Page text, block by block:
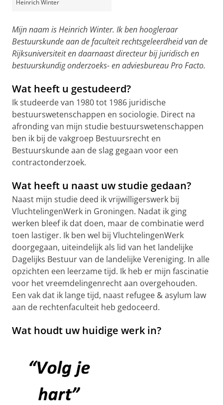
Heinrich Winter
Mijn naam is Heinrich Winter. Ik ben hoogleraar
Bestuurskunde aan de faculteit rechtsgeleerdheid van de
Rijksuniversiteit en daarnaast directeur bij juridisch en
bestuurskundig onderzoeks- en adviesbureau Pro Facto.
Wat heeft u gestudeerd?
Ik studeerde van 1980 tot 1986 juridische
bestuurswetenschappen en sociologie. Direct na
afronding van mijn studie bestuurswetenschappen
ben ik bij de vakgroep Bestuursrecht en
Bestuurskunde aan de slag gegaan voor een
contractonderzoek.
Wat heeft u naast uw studie gedaan?
Naast mijn studie deed ik vrijwilligerswerk bij
VluchtelingenWerk in Groningen. Nadat ik ging
werken bleef ik dat doen, maar de combinatie werd
toen lastiger. Ik ben wel bij VluchtelingenWerk
doorgegaan, uiteindelijk als lid van het landelijke
Dagelijks Bestuur van de landelijke Vereniging. In alle
opzichten een leerzame tijd. Ik heb er mijn fascinatie
voor het vreemdelingenrecht aan overgehouden.
Een vak dat ik lange tijd, naast refugee & asylum law
aan de rechtenfaculteit heb gedoceerd.
Wat houdt uw huidige werk in?